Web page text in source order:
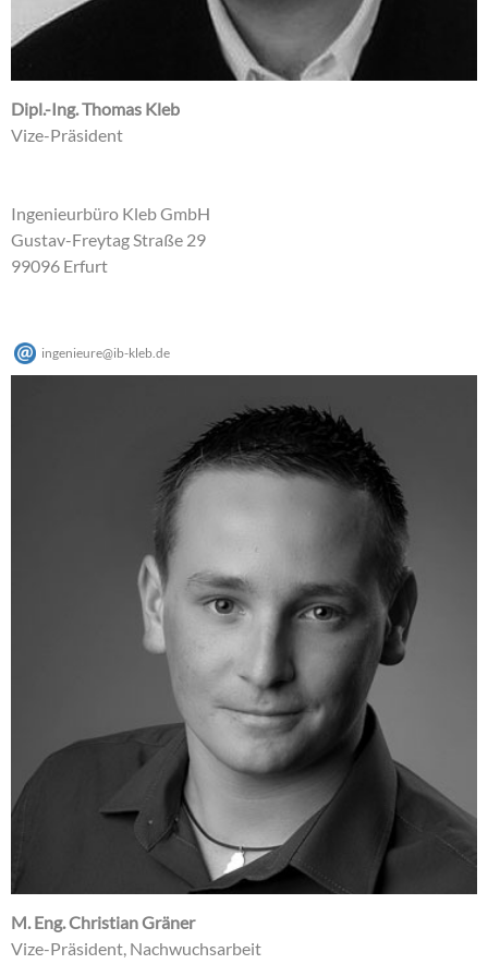
Dipl.-Ing. Thomas Kleb
Vize-Präsident
Ingenieurbüro Kleb GmbH
Gustav-Freytag Straße 29
99096 Erfurt
ingenieure@ib-kleb.de
M. Eng. Christian Gräner
Vize-Präsident, Nachwuchsarbeit